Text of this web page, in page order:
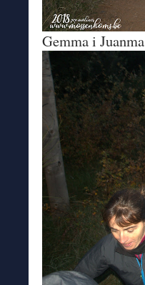
Gemma i Juanma